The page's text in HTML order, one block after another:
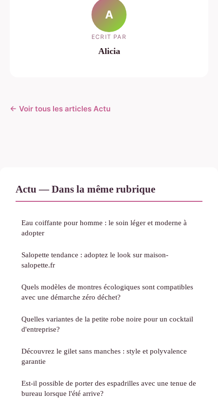
A
ECRIT PAR
Alicia
← Voir tous les articles Actu
Actu — Dans la même rubrique
Eau coiffante pour homme : le soin léger et moderne à
adopter
Salopette tendance : adoptez le look sur maison-
salopette.fr
Quels modèles de montres écologiques sont compatibles
avec une démarche zéro déchet?
Quelles variantes de la petite robe noire pour un cocktail
d'entreprise?
Découvrez le gilet sans manches : style et polyvalence
garantie
Est-il possible de porter des espadrilles avec une tenue de
bureau lorsque l'été arrive?